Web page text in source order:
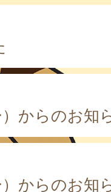
からのお知
からのお知